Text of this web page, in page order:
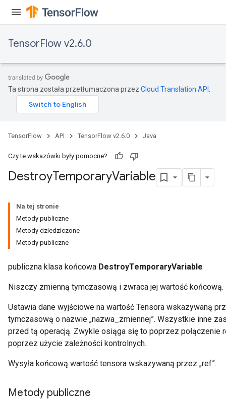
TensorFlow v2.6.0
Ta strona została przetłumaczona przez Cloud Translation API
TensorFlow API TensorFlow v2.6.0 Java
Czy te wskazówki były pomocne?
DestroyTemporaryVariable
Na tej stronie
Metody publiczne
Metody dziedziczone
Metody publiczne
publiczna klasa końcowa DestroyTemporaryVariable
Niszczy zmienną tymczasową i zwraca jej wartość końcową.
Ustawia dane wyjściowe na wartość Tensora wskazywaną
tymczasową o nazwie „nazwa_zmiennej”. Wszystkie inne
przed tą operacją. Zwykle osiąga się to poprzez połączenie
poprzez użycie zależności kontrolnych.
Wysyła końcową wartość tensora wskazywaną przez „ref”.
Metody publiczne